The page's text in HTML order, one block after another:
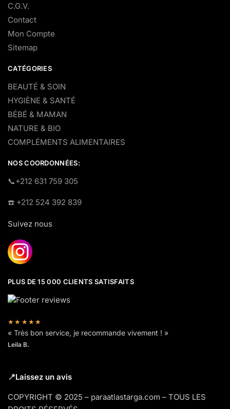
C.G.V.
Contact
Mon Compte
Sitemap
CATÉGORIES
BEAUTÉ & SOIN
HYGIÈNE & SANTÉ
BÉBÉ & MAMAN
NATURE & BIO
COMPLÉMENTS ALIMENTAIRES
NOS COORDONNÉES:
​📞+212 631 759 305
☎️​ +212 524 392 839
Suivez nous
PLUS DE 15 000 CLIENTS SATISFAITS
★★★★★
« Très bon service, je recommande vivement ! »
Leila B.
📍Laissez un avis
COPYRIGHT © 2025 – paraatlastarga.com – TOUS LES